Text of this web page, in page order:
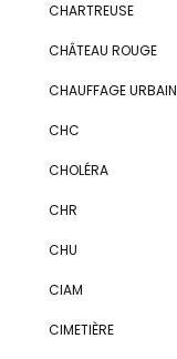
CHARTREUSE
CHÂTEAU ROUGE
CHAUFFAGE URBAIN
CHC
CHOLÉRA
CHR
CHU
CIAM
CIMETIÈRE